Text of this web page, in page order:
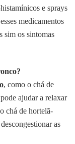
e sprays
medicamentos
sim os sintomas
, como o chá de
ajudar a relaxar
chá de hortelã-
as